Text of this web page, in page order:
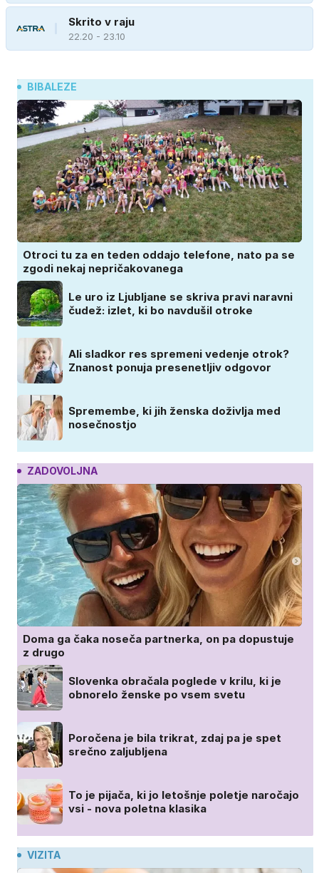
Skrito v raju
22.20 - 23.10
BIBALEZE
Otroci tu za en teden oddajo telefone, nato pa se
zgodi nekaj nepričakovanega
Le uro iz Ljubljane se skriva pravi naravni
čudež: izlet, ki bo navdušil otroke
Ali sladkor res spremeni vedenje otrok?
Znanost ponuja presenetljiv odgovor
Spremembe, ki jih ženska doživlja med
nosečnostjo
ZADOVOLJNA
Doma ga čaka noseča partnerka, on pa dopustuje
z drugo
Slovenka obračala poglede v krilu, ki je
obnorelo ženske po vsem svetu
Poročena je bila trikrat, zdaj pa je spet
srečno zaljubljena
To je pijača, ki jo letošnje poletje naročajo
vsi - nova poletna klasika
VIZITA